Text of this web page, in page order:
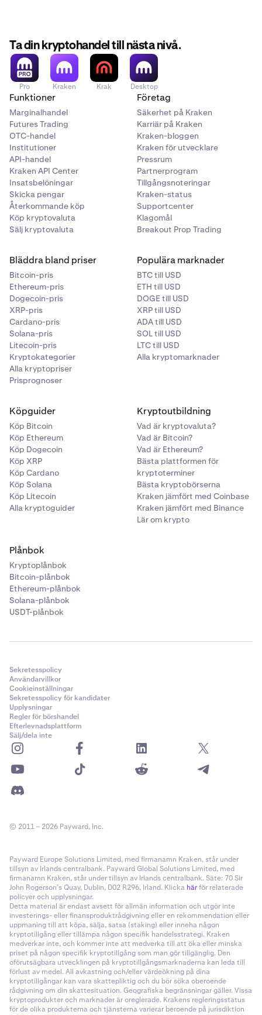
Ta din kryptohandel till nästa nivå.
Pro Kraken Krak Desktop
Funktioner
Marginalhandel
Futures Trading
OTC-handel
Institutioner
API-handel
Kraken API Center
Insatsbelöningar
Skicka pengar
Återkommande köp
Köp kryptovaluta
Sälj kryptovaluta
Företag
Säkerhet på Kraken
Karriär på Kraken
Kraken-bloggen
Kraken för utvecklare
Pressrum
Partnerprogram
Tillgångsnoteringar
Kraken-status
Supportcenter
Klagomål
Breakout Prop Trading
Bläddra bland priser
Bitcoin-pris
Ethereum-pris
Dogecoin-pris
XRP-pris
Cardano-pris
Solana-pris
Litecoin-pris
Kryptokategorier
Alla kryptopriser
Prisprognoser
Populära marknader
BTC till USD
ETH till USD
DOGE till USD
XRP till USD
ADA till USD
SOL till USD
LTC till USD
Alla kryptomarknader
Köpguider
Köp Bitcoin
Köp Ethereum
Köp Dogecoin
Köp XRP
Köp Cardano
Köp Solana
Köp Litecoin
Alla kryptoguider
Kryptoutbildning
Vad är kryptovaluta?
Vad är Bitcoin?
Vad är Ethereum?
Bästa plattformen för
kryptoterminer
Bästa kryptobörserna
Kraken jämfört med Coinbase
Kraken jämfört med Binance
Lär om krypto
Plånbok
Kryptoplånbok
Bitcoin-plånbok
Ethereum-plånbok
Solana-plånbok
USDT-plånbok
Sekretesspolicy
Användarvillkor
Cookieinställningar
Sekretesspolicy för kandidater
Upplysningar
Regler för börshandel
Efterlevnadsplattform
Sälj/dela inte
© 2011 – 2026 Payward, Inc.
Payward Europe Solutions Limited, med firmanamn Kraken, står under
tillsyn av Irlands centralbank. Payward Global Solutions Limited, med
firmanamn Kraken, står under tillsyn av Irlands centralbank. Säte: 70 Sir
John Rogerson’s Quay, Dublin, D02 R296, Irland. Klicka härför relaterade
policyer och upplysningar.
Detta material är endast avsett för allmän information och utgör inte
investerings- eller finansproduktrådgivning eller en rekommendation eller
uppmaning till att köpa, sälja, satsa (staking) eller inneha någon
kryptotillgång eller tillämpa någon specifik handelsstrategi. Kraken
medverkar inte, och kommer inte att medverka till att öka eller minska
priset på någon specifik kryptotillgång som man gör tillgänglig. Den
oförutsägbara utvecklingen på kryptotillgångsmarknaderna kan leda till
förlust av medel. All avkastning och/eller värdeökning på dina
kryptotillgångar kan vara skattepliktig och du bör söka oberoende
rådgivning om din skattesituation. Geografiska begränsningar gäller. Vissa
kryptoprodukter och marknader är oreglerade. Krakens regleringsstatus
för de olika produkterna och tjänsterna varierar beroende på jurisdiktion